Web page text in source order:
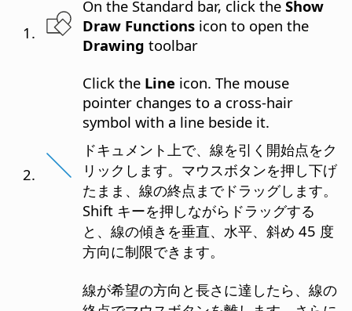
On the Standard bar, click the Show
Draw Functions icon to open the
Drawing toolbar
Click the Line icon. The mouse
pointer changes to a cross-hair
symbol with a line beside it.
ドキュメント上で、線を引く開始点をク
リックします。マウスボタンを押し下げ
たまま、線の終点までドラッグします。
Shift キーを押しながらドラッグする
と、線の傾きを垂直、水平、斜め 45 度
方向に制限できます。
線が希望の方向と長さに達したら、線の